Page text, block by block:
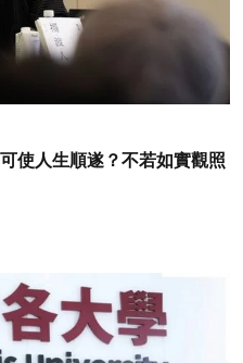
使人生順遂？不若如實觀照